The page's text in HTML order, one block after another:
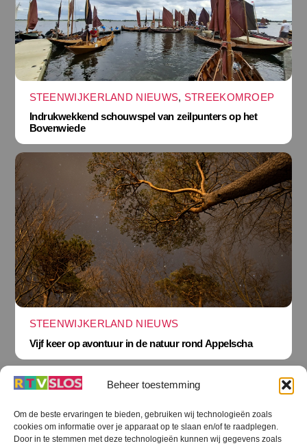
Beheer toestemming
Om de beste ervaringen te bieden, gebruiken wij technologieën zoals
cookies om informatie over je apparaat op te slaan en/of te raadplegen.
Door in te stemmen met deze technologieën kunnen wij gegevens zoals
STEENWIJKERLAND NIEUWS, STREEKOMROEP
Indrukwekkend schouwspel van zeilpunters op het
Bovenwiede
STEENWIJKERLAND NIEUWS
Vijf keer op avontuur in de natuur rond Appelscha
Terug
naar